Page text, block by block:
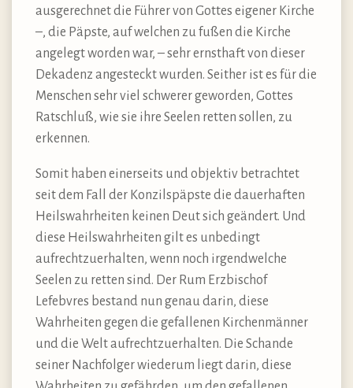
ausgerechnet die Führer von Gottes eigener Kirche
–, die Päpste, auf welchen zu fußen die Kirche
angelegt worden war, – sehr ernsthaft von dieser
Dekadenz angesteckt wurden. Seither ist es für die
Menschen sehr viel schwerer geworden, Gottes
Ratschluß, wie sie ihre Seelen retten sollen, zu
erkennen.
Somit haben einerseits und objektiv betrachtet
seit dem Fall der Konzilspäpste die dauerhaften
Heilswahrheiten keinen Deut sich geändert. Und
diese Heilswahrheiten gilt es unbedingt
aufrechtzuerhalten, wenn noch irgendwelche
Seelen zu retten sind. Der Rum Erzbischof
Lefebvres bestand nun genau darin, diese
Wahrheiten gegen die gefallenen Kirchenmänner
und die Welt aufrechtzuerhalten. Die Schande
seiner Nachfolger wiederum liegt darin, diese